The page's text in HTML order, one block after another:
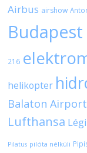
Airbus airshow
216
helikopter
Balaton Airport
Lufthansa
Pilatus pilóta nélküli